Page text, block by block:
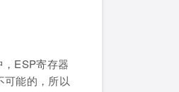
ESP寄存器
能的，所以